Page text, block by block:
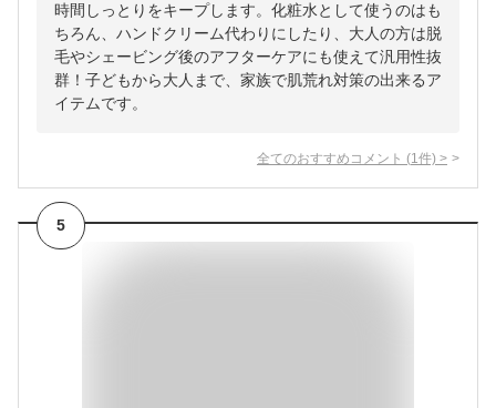
時間しっとりをキープします。化粧水として使うのはも
ちろん、ハンドクリーム代わりにしたり、大人の方は脱
毛やシェービング後のアフターケアにも使えて汎用性抜
群！子どもから大人まで、家族で肌荒れ対策の出来るア
イテムです。
全てのおすすめコメント (1 件) >
5